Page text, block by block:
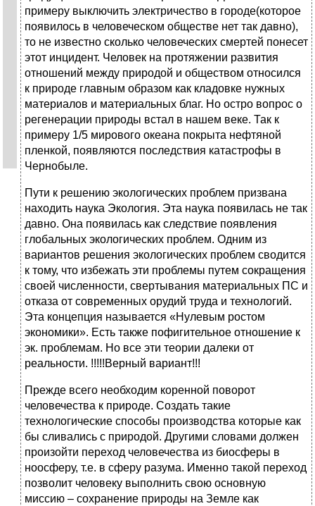
примеру выключить электричество в городе(которое
появилось в человеческом обществе нет так давно),
то не известно сколько человеческих смертей понесет
этот инцидент. Человек на протяжении развития
отношений между природой и обществом относился
к природе главным образом как кладовке нужных
материалов и материальных благ. Но остро вопрос о
регенерации природы встал в нашем веке. Так к
примеру 1/5 мирового океана покрыта нефтяной
пленкой, появляются последствия катастрофы в
Чернобыле.
Пути к решению экологических проблем призвана
находить наука Экология. Эта наука появилась не так
давно. Она появилась как следствие появления
глобальных экологических проблем. Одним из
вариантов решения экологических проблем сводится
к тому, что избежать эти проблемы путем сокращения
своей численности, свертывания материальных ПС и
отказа от современных орудий труда и технологий.
Эта концепция называется «Нулевым ростом
экономики». Есть также пофигительное отношение к
эк. проблемам. Но все эти теории далеки от
реальности. !!!!!Верный вариант!!!
Прежде всего необходим коренной поворот
человечества к природе. Создать такие
технологические способы производства которые как
бы сливались с природой. Другими словами должен
произойти переход человечества из биосферы в
ноосферу, т.е. в сферу разума. Именно такой переход
позволит человеку выполнить свою основную
миссию – сохранение природы на Земле как